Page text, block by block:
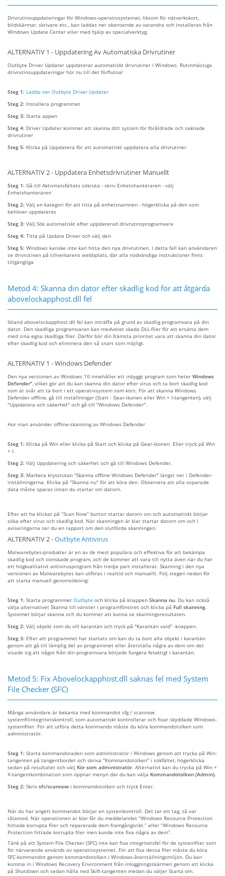
Drivrutinsuppdateringar för Windows-operativsystemet, liksom för nätverkskort,
bildskärmar, skrivare etc., kan laddas ner oberoende av varandra och installeras från
Windows Update Center eller med hjälp av specialverktyg.
ALTERNATIV 1 - Uppdatering Av Automatiska Drivrutiner
Outbyte Driver Updater uppdaterar automatiskt drivrutiner i Windows. Rutinmässiga
drivrutinsuppdateringar hör nu till det förflutna!
Steg 1: Ladda ner Outbyte Driver Updater
Steg 2: Installera programmet
Steg 3: Starta appen
Steg 4: Driver Updater kommer att skanna ditt system för föråldrade och saknade
drivrutiner
Steg 5: Klicka på Uppdatera för att automatiskt uppdatera alla drivrutiner
ALTERNATIV 2 - Uppdatera Enhetsdrivrutiner Manuellt
Steg 1: Gå till Aktivitetsfältets sökruta - skriv Enhetshanteraren - välj
Enhetshanteraren
Steg 2: Välj en kategori för att titta på enhetsnamnen - högerklicka på den som
behöver uppdateras
Steg 3: Välj Sök automatiskt efter uppdaterad drivrutinsprogramvara
Steg 4: Titta på Update Driver och välj den
Steg 5: Windows kanske inte kan hitta den nya drivrutinen. I detta fall kan användaren
se drivrutinen på tillverkarens webbplats, där alla nödvändiga instruktioner finns
tillgängliga
Metod 4: Skanna din dator efter skadlig kod för att åtgärda
abovelockapphost.dll fel
Ibland abovelockapphost.dll fel kan inträffa på grund av skadlig programvara på din
dator. Den skadliga programvaran kan medvetet skada DLL-filer för att ersätta dem
med sina egna skadliga filer. Därför bör din främsta prioritet vara att skanna din dator
efter skadlig kod och eliminera den så snart som möjligt.
ALTERNATIV 1 - Windows Defender
Den nya versionen av Windows 10 innehåller ett inbyggt program som heter Windows
Defender" , vilket gör att du kan skanna din dator efter virus och ta bort skadlig kod
som är svår att ta bort i ett operativsystem som körs. För att skanna Windows
Defender offline, gå till inställningar (Start - Gear-ikonen eller Win + I-tangenten), välj
"Uppdatera och säkerhet" och gå till "Windows Defender".
Hur man använder offline-skanning av Windows Defender
Steg 1: Klicka på Win eller klicka på Start och klicka på Gear-ikonen. Eller tryck på Win
+ I.
Steg 2: Välj Uppdatering och säkerhet och gå till Windows Defender.
Steg 3: Markera kryssrutan "Skanna offline Windows Defender" längst ner i Defender-
inställningarna. Klicka på "Skanna nu" för att köra den. Observera att alla osparade
data måste sparas innan du startar om datorn.
Efter att ha klickat på “Scan Now” burton startar datorn om och automatiskt börjar
söka efter virus och skadlig kod. När skanningen är klar startar datorn om och i
aviseringarna ser du en rapport om den slutförda skanningen.
ALTERNATIV 2 -Outbyte Antivirus
Malwarebytes-produkter är en av de mest populära och effektiva för att bekämpa
skadlig kod och oönskade program, och de kommer att vara till nytta även när du har
ett högkvalitativt antivirusprogram från tredje part installerat. Skanning i den nya
versionen av Malwarebytes kan utföras i realtid och manuellt. Följ stegen nedan för
att starta manuell genomsökning:
Steg 1: Starta programmet Outbyte och klicka på knappen Skanna nu. Du kan också
välja alternativet Skanna till vänster i programfönstret och klicka på Full skanning.
Systemet börjar skanna och du kommer att kunna se skanningsresultaten.
Steg 2: Välj objekt som du vill karantän och tryck på "Karantän vald" -knappen.
Steg 3: Efter att programmet har startats om kan du ta bort alla objekt i karantän
genom att gå till lämplig del av programmet eller återställa några av dem om det
visade sig att något från din programvara började fungera felaktigt i karantän.
Metod 5: Fix Abovelockapphost.dll saknas fel med System
File Checker (SFC)
Många användare är bekanta med kommandot sfg / scannow
systemfilintegritetskontroll, som automatiskt kontrollerar och fixar skyddade Windows-
systemfiler. För att utföra detta kommando måste du köra kommandotolken som
administratör.
Steg 1: Starta kommandoraden som administratör i Windows genom att trycka på Win-
tangenten på tangentbordet och skriva "Kommandotolken" i sökfältet, högerklicka
sedan på resultatet och välj Kör som administratör. Alternativt kan du trycka på Win +
X-tangentkombination som öppnar menyn där du kan välja Kommandotolken (Admin).
Steg 2: Skriv sfc/scannow i kommandotolken och tryck Enter.
När du har angett kommandot börjar en systemkontroll. Det tar ett tag, så var
tålamod. När operationen är klar får du meddelandet “Windows Resource Protection
hittade korrupta filer och reparerade dem framgångsrikt.” eller “Windows Resource
Protection hittade korrupta filer men kunde inte fixa några av dem”.
Tänk på att System File Checker (SFC) inte kan fixa integritetsfel för de systemfiler som
för närvarande används av operativsystemet. För att fixa dessa filer måste du köra
SFC-kommandot genom kommandotolken i Windows-återställningsmiljön. Du kan
komma in i Windows Recovery Environment från inloggningsskärmen genom att klicka
på Shutdown och sedan hålla ned Skift-tangenten medan du väljer Starta om.